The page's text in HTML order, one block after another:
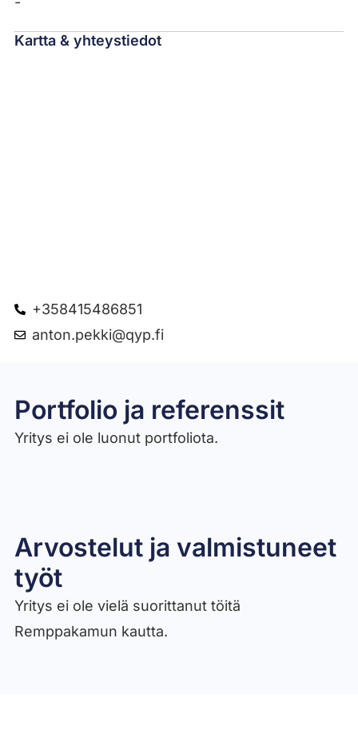
Kartta & yhteystiedot
+358415486851
anton.pekki@qyp.fi
Portfolio ja referenssit
Yritys ei ole luonut portfoliota.
Arvostelut ja valmistuneet
työt​
Yritys ei ole vielä suorittanut töitä
Remppakamun kautta.